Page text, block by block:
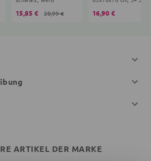
15,85 € 20,99 € 16,90 €
ARTIKEL DER MARKE